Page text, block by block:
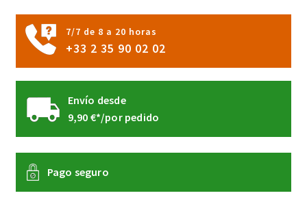
7/7 de 8 a 20 horas
+33 2 35 90 02 02
Envío desde
9,90 €*/por pedido
Pago seguro